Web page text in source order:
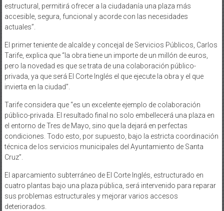
estructural, permitirá ofrecer a la ciudadanía una plaza más
accesible, segura, funcional y acorde con las necesidades
actuales”.
El primer teniente de alcalde y concejal de Servicios Públicos, Carlos
Tarife, explica que “la obra tiene un importe de un millón de euros,
pero la novedad es que se trata de una colaboración público-
privada, ya que será El Corte Inglés el que ejecute la obra y el que
invierta en la ciudad”.
Tarife considera que “es un excelente ejemplo de colaboración
público-privada. El resultado final no solo embellecerá una plaza en
el entorno de Tres de Mayo, sino que la dejará en perfectas
condiciones. Todo esto, por supuesto, bajo la estricta coordinación
técnica de los servicios municipales del Ayuntamiento de Santa
Cruz”.
El aparcamiento subterráneo de El Corte Inglés, estructurado en
cuatro plantas bajo una plaza pública, será intervenido para reparar
sus problemas estructurales y mejorar varios accesos
deteriorados.